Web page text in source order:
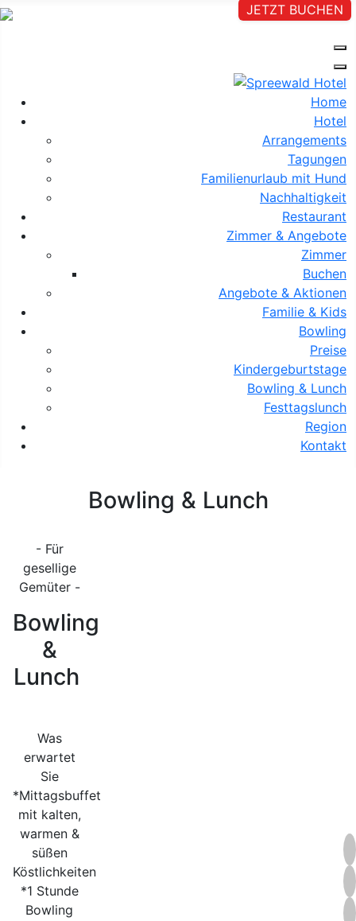
JETZT BUCHEN
Home
Hotel
Arrangements
Tagungen
Familienurlaub mit Hund
Nachhaltigkeit
Restaurant
Zimmer & Angebote
Zimmer
Buchen
Angebote & Aktionen
Familie & Kids
Bowling
Preise
Kindergeburtstage
Bowling & Lunch
Festtagslunch
Region
Kontakt
Bowling & Lunch
- Für
gesellige
Gemüter -
Bowling
&
Lunch
Was
erwartet
Sie
*Mittagsbuffet
mit kalten,
warmen &
süßen
Köstlichkeiten
*1 Stunde
Bowling